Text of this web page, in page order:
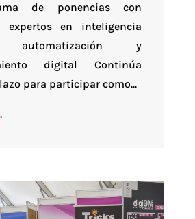
de ponencias con
expertos en inteligencia
automatización y
digital Continúa
para participar como...